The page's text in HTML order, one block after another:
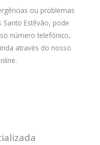
ou problemas
Santo Estêvão, pode
número telefónico,
através do nosso